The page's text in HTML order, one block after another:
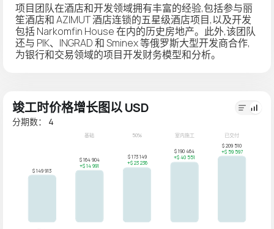
项目团队在酒店和开发领域拥有丰富的经验,包括参与丽
笙酒店和 AZIMUT 酒店连锁的五星级酒店项目,以及开发
包括 Narkomfin House 在内的历史房地产。此外,该团队
还与 PIK、INGRAD 和 Sminex 等俄罗斯大型开发商合作,
为银行和交易领域的项目开发财务模型和分析。
竣工时价格增长图以 USD
分期数： 4